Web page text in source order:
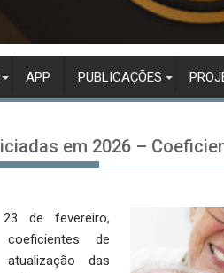
APP PUBLICAÇÕES
em 2026 –
de fevereiro,
de
das